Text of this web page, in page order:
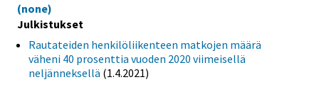
(none)
Julkistukset
Rautateiden henkilöliikenteen matkojen määrä
väheni 40 prosenttia vuoden 2020 viimeisellä
neljänneksellä (1.4.2021)